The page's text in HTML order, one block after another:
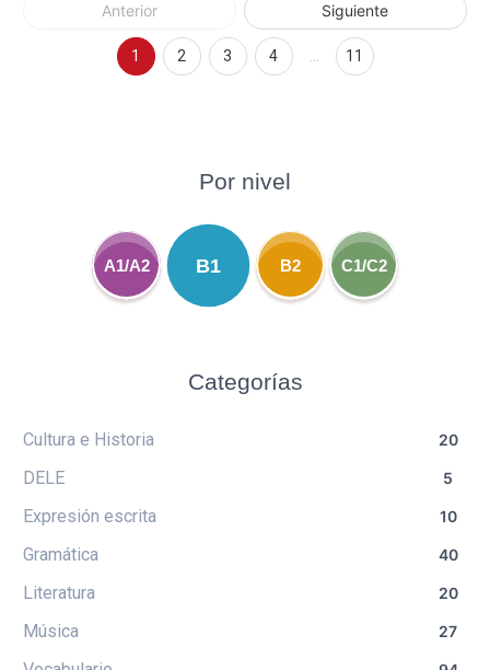
Anterior Siguiente
1 2 3 4 11
Por nivel
A1/A2 B1 B2 C1/C2
Categorías
Cultura e Historia 20
DELE 5
Expresión escrita 10
Gramática 40
Literatura 20
Música 27